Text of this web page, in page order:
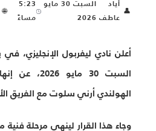
👤
أياد
عاطف
السبت 30 مايو
2026
5:23
مساءً
🌐
أعلن نادي ليفربول الإنجليزي،
السبت 30
الهولندي أرني سلوت مع الفريق
وجاء هذا القرار لينهي مرحلة فنية